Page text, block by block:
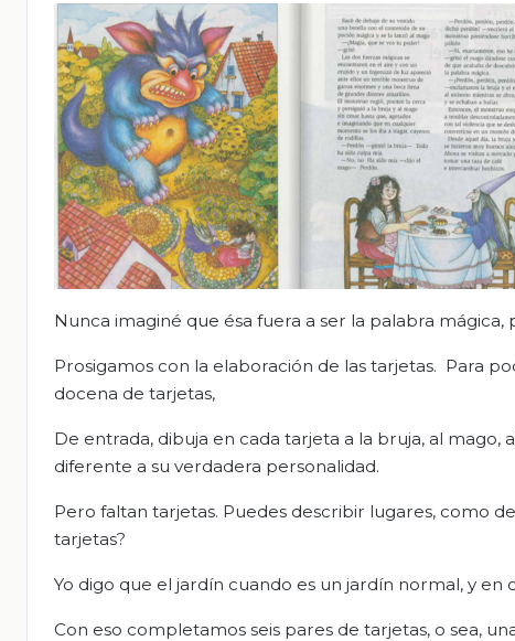
Nunca imaginé que ésa fuera a ser la palabra
Prosigamos con la elaboración de las tarjetas. Para
docena de tarjetas,
De entrada, dibuja en cada tarjeta a la bruja, al
diferente a su verdadera personalidad.
Pero faltan tarjetas. Puedes describir lugares, como
tarjetas?
Yo digo que el jardín cuando es un jardín normal, y en
Con eso completamos seis pares de tarjetas, o sea,